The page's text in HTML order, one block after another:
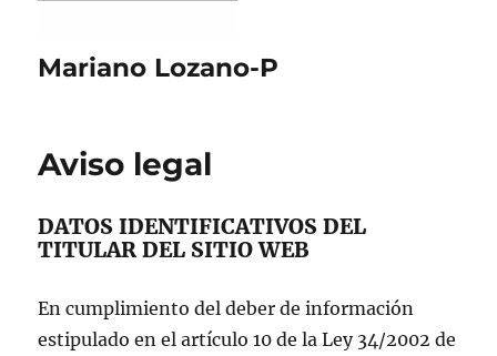
Mariano Lozano-P
Aviso legal
DATOS IDENTIFICATIVOS DEL
TITULAR DEL SITIO WEB
En cumplimiento del deber de información
estipulado en el artículo 10 de la Ley 34/2002 de